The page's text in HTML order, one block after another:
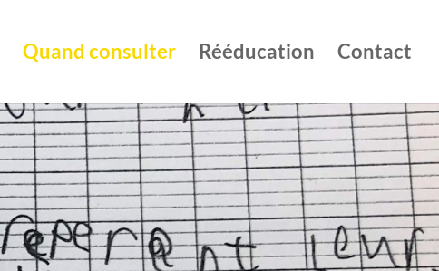
Quand consulter Rééducation Contact